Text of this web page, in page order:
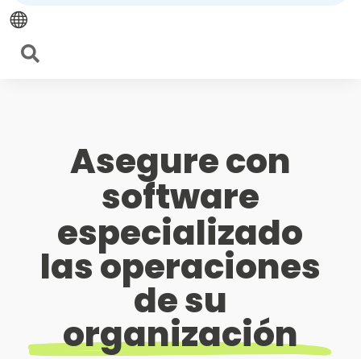


Asegure con
software
especializado
las operaciones
de su
organización